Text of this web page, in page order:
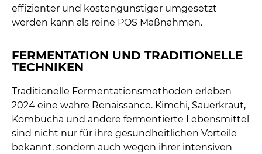
effizienter und kostengünstiger umgesetzt
werden kann als reine POS Maßnahmen.
FERMENTATION UND TRADITIONELLE
TECHNIKEN
Traditionelle Fermentationsmethoden erleben
2024 eine wahre Renaissance. Kimchi, Sauerkraut,
Kombucha und andere fermentierte Lebensmittel
sind nicht nur für ihre gesundheitlichen Vorteile
bekannt, sondern auch wegen ihrer intensiven